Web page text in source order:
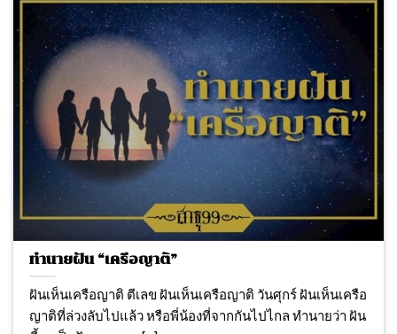
ทำนายฝัน “เครือญาติ”
ฝันเห็นเครือญาติ ตีเลข ฝันเห็นเครือญาติ วันศุกร์ ฝันเห็นเครือ
ญาติที่ล่วงลับไปแล้ว หรือพี่น้องที่จากกันไปไกล ทำนายว่า ฝัน